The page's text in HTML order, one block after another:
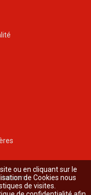
ou en cliquant sur le
de Cookies nous
de visites.